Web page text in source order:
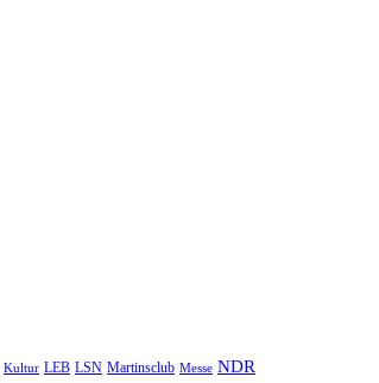
Kultur LEB LSN Martinsclub Messe NDR